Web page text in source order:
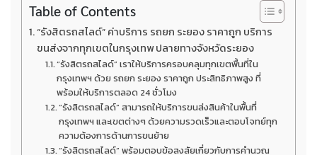
Table of Contents
“รังสิตรถสไลด์” ค่าบริการ รถยก ระยอง ราคาถูก บริการ
ขนส่งจากทุกเขตในกรุงเทพ ปลายทางจังหวัดระยอง
“รังสิตรถสไลด์” เราให้บริการครอบคลุมทุกเขตพื้นที่ใน
กรุงเทพฯ ด้วย รถยก ระยอง ราคาถูก ประสิทธิภาพสูง ที่
พร้อมให้บริการตลอด 24 ชั่วโมง
“รังสิตรถสไลด์” สามารถให้บริการขนส่งสินค้าในพื้นที่
กรุงเทพฯ และเขตต่างๆ ด้วยความรวดเร็วและตอบโจทย์ทุก
ความต้องการด้านการขนย้าย
“รังสิตรถสไลด์” พร้อมตอบข้อสงสัยเกี่ยวกับการคำนวณ